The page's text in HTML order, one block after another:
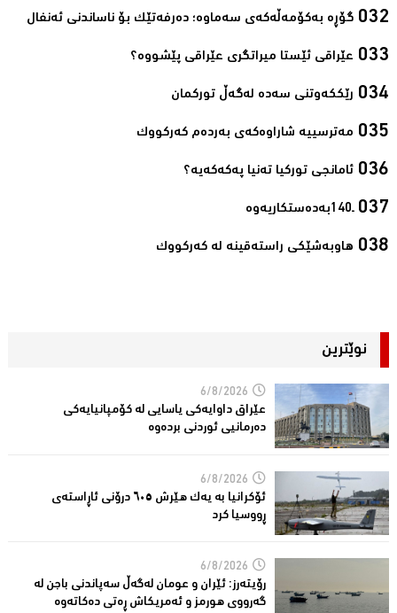
گۆڕە بەكۆمەڵەكەی سەماوە؛ دەرفەتێك بۆ ناساندنی ئەنفال‌
عێراقی ئێستا میراتگری عێراقی پێشووە؟‌
رێككەوتنی سەدە لەگەڵ توركمان‌
مەترسییە شاراوەكەی بەردەم كەركووك‌
ئامانجی توركیا تەنیا پەكەكەیە؟‌
ـ140به‌ده‌ستكاریه‌وه‌‌
هاوبەشێكی راستەقینە لە كەركووك‌
نوێترین
6/8/2026
عێراق داوایەکی یاسایی لە کۆمپانیایه‌كی
دەرمانیى ئوردنی بردەوە
6/8/2026
ئۆکرانیا بە یەک هێرش ٦٠٥ درۆنی ئاڕاستەى
ڕووسیا کرد
6/8/2026
رۆیتەرز: ئێران و عومان لەگەڵ سەپاندنی باجن لە
گەرووی هورمز و ئەمریکاش ڕەتی دەکاتەوە